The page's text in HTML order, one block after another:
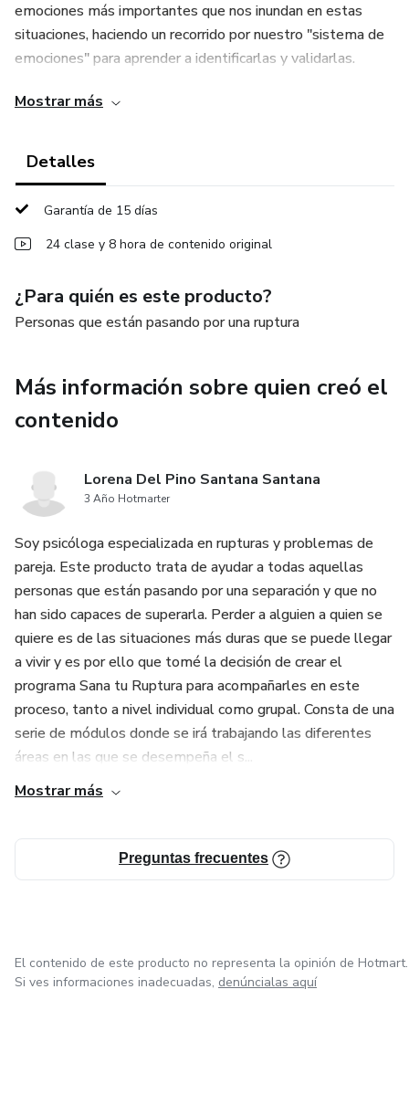
emociones más importantes que nos inundan en estas
situaciones, haciendo un recorrido por nuestro "sistema de
emociones" para aprender a identificarlas y validarlas.
mayores responsables de nuestras emociones y con ello
adaptativos. Continuamos con una parte fundamentar, el
tenemos hijos en común? todo ello lo conocerás en este
seguridad en ti misma. Que duda cabe del daño que nos
cuando llevamos varias que no han sido sanadas de manera
adecuada.
individuales para que puedas aplicar todas las técnicas de
manera personalizada y con mi acompañamiento.
Mostrar más
Detalles
Garantía de 15 días
24 clase y 8 hora de contenido original
¿Para quién es este producto?
Personas que están pasando por una ruptura
Más información sobre quien creó el
contenido
Lorena Del Pino Santana Santana
3 Año Hotmarter
Soy psicóloga especializada en rupturas y problemas de
pareja. Este producto trata de ayudar a todas aquellas
personas que están pasando por una separación y que no
han sido capaces de superarla. Perder a alguien a quien se
quiere es de las situaciones más duras que se puede llegar
a vivir y es por ello que tomé la decisión de crear el
programa Sana tu Ruptura para acompañarles en este
proceso, tanto a nivel individual como grupal. Consta de una
serie de módulos donde se irá trabajando las diferentes
áreas en las que se desempeña el s...
Mostrar más
Preguntas frecuentes
El contenido de este producto no representa la opinión de Hotmart.
Si ves informaciones inadecuadas, denúncialas aquí